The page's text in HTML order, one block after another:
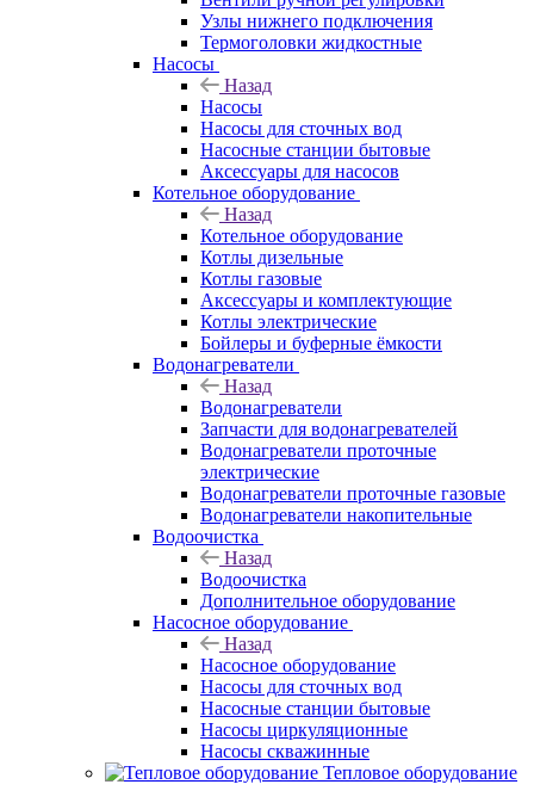
Узлы нижнего подключения
Термоголовки жидкостные
Насосы
Назад
Насосы
Насосы для сточных вод
Насосные станции бытовые
Аксессуары для насосов
Котельное оборудование
Назад
Котельное оборудование
Котлы дизельные
Котлы газовые
Аксессуары и комплектующие
Котлы электрические
Бойлеры и буферные ёмкости
Водонагреватели
Назад
Водонагреватели
Запчасти для водонагревателей
Водонагреватели проточные
электрические
Водонагреватели проточные газовые
Водонагреватели накопительные
Водоочистка
Назад
Водоочистка
Дополнительное оборудование
Насосное оборудование
Назад
Насосное оборудование
Насосы для сточных вод
Насосные станции бытовые
Насосы циркуляционные
Насосы скважинные
Тепловое оборудование